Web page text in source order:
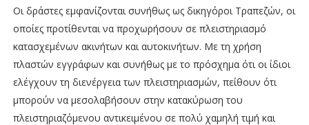
Οι δράστες εμφανίζονται συνήθως ως δικηγόροι Τραπεζών, οι
οποίες προτίθενται να προχωρήσουν σε πλειστηριασμό
κατασχεμένων ακινήτων και αυτοκινήτων. Με τη χρήση
πλαστών εγγράφων και συνήθως με το πρόσχημα ότι οι ίδιοι
ελέγχουν τη διενέργεια των πλειστηριασμών, πείθουν ότι
μπορούν να μεσολαβήσουν στην κατακύρωση του
πλειστηριαζόμενου αντικειμένου σε πολύ χαμηλή τιμή και